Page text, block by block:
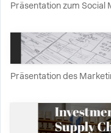
Präsentation zum Social
Präsentation des